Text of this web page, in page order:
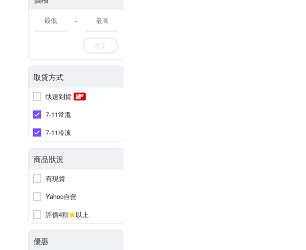
-
確定
取貨方式
快速到貨
7-11常溫
7-11冷凍
商品狀況
有現貨
Yahoo自營
評價4顆
以上
優惠